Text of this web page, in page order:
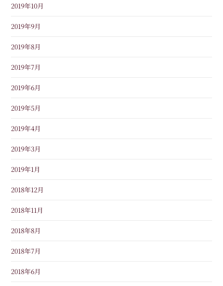
2019年10月
2019年9月
2019年8月
2019年7月
2019年6月
2019年5月
2019年4月
2019年3月
2019年1月
2018年12月
2018年11月
2018年8月
2018年7月
2018年6月